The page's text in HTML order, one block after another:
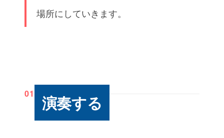
場所にしていきます。
01 演奏する